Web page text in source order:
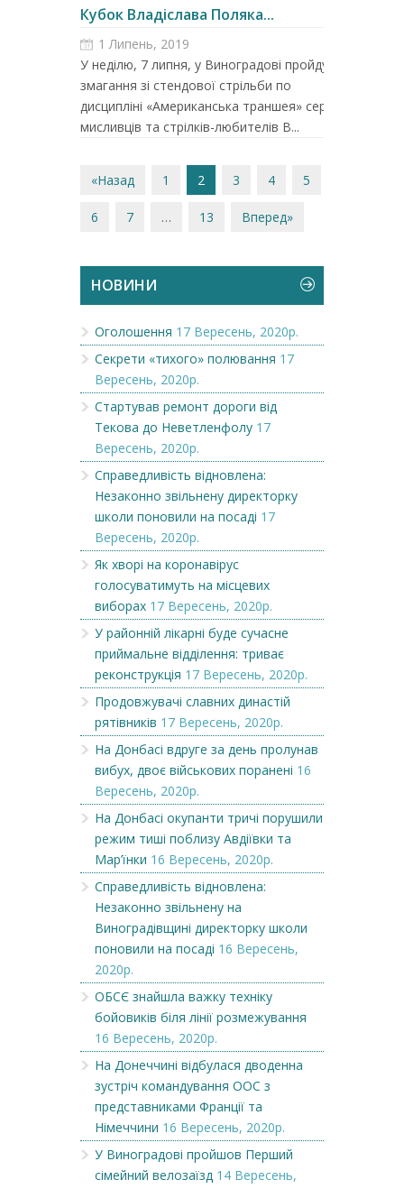
Кубок Владіслава Поляка...
1 Липень, 2019
У неділю, 7 липня, у Виноградові пройдуть
змагання зі стендової стрільби по
дисципліні «Американська траншея» серед
мисливців та стрілків-любителів В...
«Назад 1 2 3 4 5
6 7 … 13 Вперед»
НОВИНИ
Оголошення 17 Вересень, 2020р.
Секрети «тихого» полювання 17
Вересень, 2020р.
Стартував ремонт дороги від
Текова до Неветленфолу 17
Вересень, 2020р.
Справедливість відновлена:
Незаконно звільнену директорку
школи поновили на посаді 17
Вересень, 2020р.
Як хворі на коронавірус
голосуватимуть на місцевих
виборах 17 Вересень, 2020р.
У районній лікарні буде сучасне
приймальне відділення: триває
реконструкція 17 Вересень, 2020р.
Продовжувачі славних династій
рятівників 17 Вересень, 2020р.
На Донбасі вдруге за день пролунав
вибух, двоє військових поранені 16
Вересень, 2020р.
На Донбасі окупанти тричі порушили
режим тиші поблизу Авдіївки та
Мар’їнки 16 Вересень, 2020р.
Справедливість відновлена:
Незаконно звільнену на
Виноградівщині директорку школи
поновили на посаді 16 Вересень,
2020р.
ОБСЄ знайшла важку техніку
бойовиків біля лінії розмежування
16 Вересень, 2020р.
На Донеччині відбулася дводенна
зустріч командування ООС з
представниками Франції та
Німеччини 16 Вересень, 2020р.
У Виноградові пройшов Перший
сімейний велозаїзд 14 Вересень,